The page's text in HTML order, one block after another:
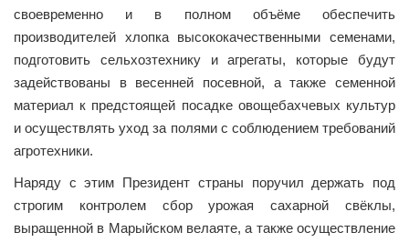
своевременно и в полном объёме обеспечить
производителей хлопка высококачественными семенами,
подготовить сельхозтехнику и агрегаты, которые будут
задействованы в весенней посевной, а также семенной
материал к предстоящей посадке овощебахчевых культур
и осуществлять уход за полями с соблюдением требований
агротехники.
Наряду с этим Президент страны поручил держать под
строгим контролем сбор урожая сахарной свёклы,
выращенной в Марыйском велаяте, а также осуществление